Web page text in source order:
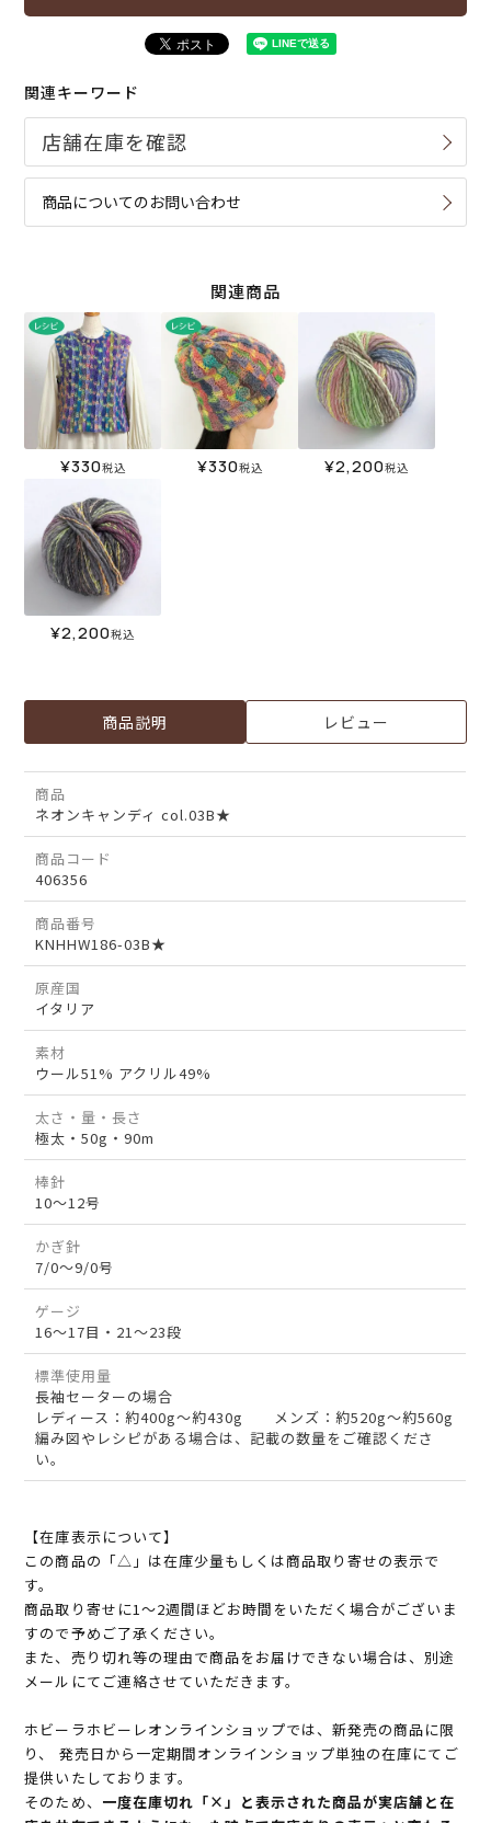
関連キーワード
商品についてのお問い合わせ
関連商品
¥330税込 ¥330税込 ¥2,200税込
¥2,200税込
商品説明 レビュー
商品
ネオンキャンディ col.03B★
商品コード
406356
商品番号
KNHHW186-03B★
原産国
イタリア
素材
ウール51% アクリル49%
太さ・量・長さ
極太・50g・90m
棒針
10～12号
かぎ針
7/0～9/0号
ゲージ
16～17目・21～23段
標準使用量
長袖セーターの場合
レディース：約400g～約430g メンズ：約520g～約560g
編み図やレシピがある場合は、記載の数量をご確認くださ
い。
【在庫表示について】
この商品の「△」は在庫少量もしくは商品取り寄せの表示で
す。
商品取り寄せに1～2週間ほどお時間をいただく場合がございま
すので予めご了承ください。
また、売り切れ等の理由で商品をお届けできない場合は、別途
メールにてご連絡させていただきます。
ホビーラホビーレオンラインショップでは、新発売の商品に限
り、 発売日から一定期間オンラインショップ単独の在庫にてご
提供いたしております。
そのため、 一度在庫切れ「×」と表示された商品が実店舗と在